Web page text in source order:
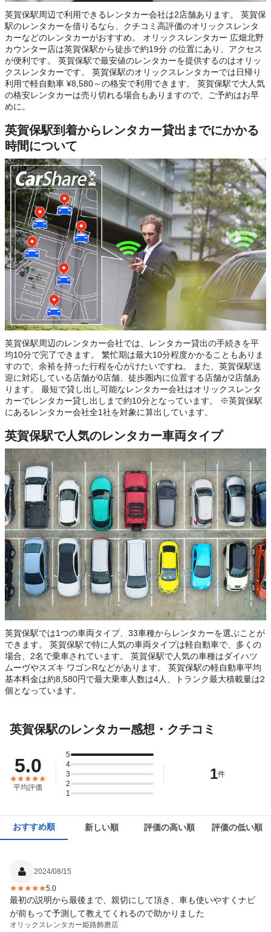
英賀保駅周辺で利用できるレンタカー会社は2店舗あります。 英賀保
駅のレンタカーを借りるなら、クチコミ高評価のオリックスレンタ
カーなどのレンタカーがおすすめ。 オリックスレンタカー 広畑北野
カウンター店は英賀保駅から徒歩で約19分 の位置にあり、アクセス
が便利です。 英賀保駅で最安値のレンタカーを提供するのはオリッ
クスレンタカーです。 英賀保駅のオリックスレンタカーでは日帰り
利用で軽自動車 ¥8,580～の格安で利用できます。 英賀保駅で大人気
の格安レンタカーは売り切れる場合もありますので、ご予約はお早
めに。
英賀保駅到着からレンタカー貸出までにかかる
時間について
英賀保駅周辺のレンタカー会社では、レンタカー貸出の手続きを平
均10分で完了できます。 繁忙期は最大10分程度かかることもありま
すので、余裕を持った行程を心がけたいですね。 また、英賀保駅送
迎に対応している店舗が0店舗、徒歩圏内に位置する店舗が2店舗あ
ります。 最短で貸し出し可能なレンタカー会社はオリックスレンタ
カーでレンタカー貸し出しまで約10分となっています。 ※英賀保駅
にあるレンタカー会社全1社を対象に算出しています。
英賀保駅で人気のレンタカー車両タイプ
英賀保駅では1つの車両タイプ、33車種からレンタカーを選ぶことが
できます。 英賀保駅で特に人気の車両タイプは軽自動車で、多くの
場合、2名で乗車されています。 英賀保駅で人気の車種はダイハツ
ムーヴやスズキ ワゴンRなどがあります。 英賀保駅の軽自動車平均
基本料金は約8,580円で最大乗車人数は4人、トランク最大積載量は2
個となっています。
英賀保駅のレンタカー感想・クチコミ
5.0
平均評価
5
4
3
2
1
1件
おすすめ順 新しい順 評価の高い順 評価の低い順
2024/08/15
5.0
最初の説明から最後まで、親切にして頂き、車も使いやすくナビ
が前もって予測して教えてくれるので助かりました
オリックスレンタカー姫路飾磨店